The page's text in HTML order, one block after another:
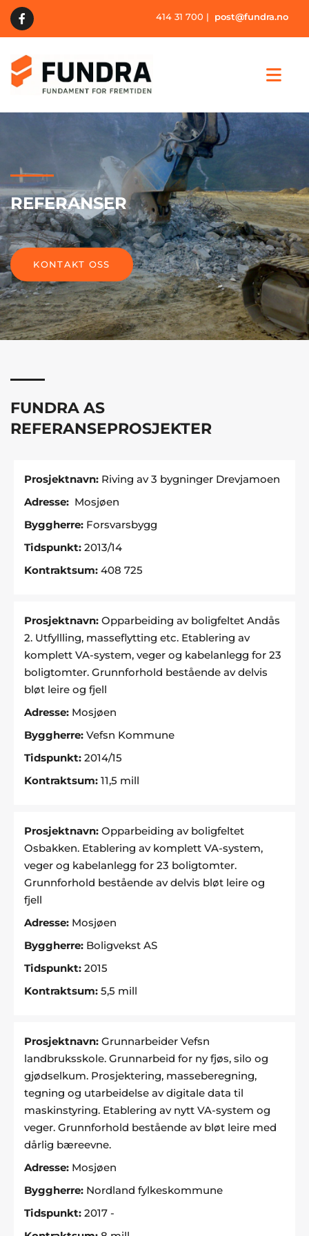
414 31 700 | post@fundra.no
REFERANSER
KONTAKT OSS
FUNDRA AS
REFERANSEPROSJEKTER
Prosjektnavn: Riving av 3 bygninger Drevjamoen
Adresse: Mosjøen
Byggherre: Forsvarsbygg
Tidspunkt: 2013/14
Kontraktsum: 408 725
Prosjektnavn: Opparbeiding av boligfeltet Andås
2. Utfyllling, masseflytting etc. Etablering av
komplett VA-system, veger og kabelanlegg for 23
boligtomter. Grunnforhold bestående av delvis
bløt leire og fjell
Adresse: Mosjøen
Byggherre: Vefsn Kommune
Tidspunkt: 2014/15
Kontraktsum: 11,5 mill
Prosjektnavn: Opparbeiding av boligfeltet
Osbakken. Etablering av komplett VA-system,
veger og kabelanlegg for 23 boligtomter.
Grunnforhold bestående av delvis bløt leire og
fjell
Adresse: Mosjøen
Byggherre: Boligvekst AS
Tidspunkt: 2015
Kontraktsum: 5,5 mill
Prosjektnavn: Grunnarbeider Vefsn
landbruksskole. Grunnarbeid for ny fjøs, silo og
gjødselkum. Prosjektering, masseberegning,
tegning og utarbeidelse av digitale data til
maskinstyring. Etablering av nytt VA-system og
veger. Grunnforhold bestående av bløt leire med
dårlig bæreevne.
Adresse: Mosjøen
Byggherre: Nordland fylkeskommune
Tidspunkt: 2017 -